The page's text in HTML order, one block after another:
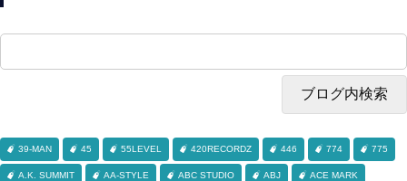
39-MAN 45 55LEVEL 420RECORDZ 446 774 775
A.K. SUMMIT AA-STYLE ABC STUDIO ABJ ACE MARK